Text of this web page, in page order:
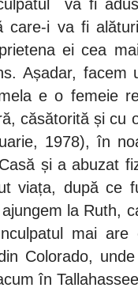
va fi
care-i va fi
ei cea
Așadar,
e o femeie
căsătorită și cu
1978), în
și a abuzat
viața, după ce
la Ruth,
mai
Colorado,
în